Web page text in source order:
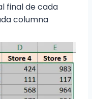
final de cada
columna